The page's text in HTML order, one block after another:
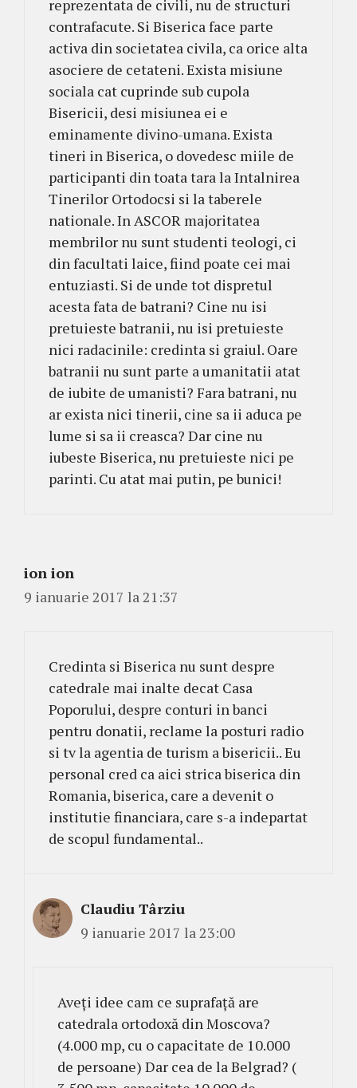
reprezentata de civili, nu de structuri
contrafacute. Si Biserica face parte
activa din societatea civila, ca orice alta
asociere de cetateni. Exista misiune
sociala cat cuprinde sub cupola
Bisericii, desi misiunea ei e
eminamente divino-umana. Exista
tineri in Biserica, o dovedesc miile de
participanti din toata tara la Intalnirea
Tinerilor Ortodocsi si la taberele
nationale. In ASCOR majoritatea
membrilor nu sunt studenti teologi, ci
din facultati laice, fiind poate cei mai
entuziasti. Si de unde tot dispretul
acesta fata de batrani? Cine nu isi
pretuieste batranii, nu isi pretuieste
nici radacinile: credinta si graiul. Oare
batranii nu sunt parte a umanitatii atat
de iubite de umanisti? Fara batrani, nu
ar exista nici tinerii, cine sa ii aduca pe
lume si sa ii creasca? Dar cine nu
iubeste Biserica, nu pretuieste nici pe
parinti. Cu atat mai putin, pe bunici!
ion ion
9 ianuarie 2017 la 21:37
Credinta si Biserica nu sunt despre
catedrale mai inalte decat Casa
Poporului, despre conturi in banci
pentru donatii, reclame la posturi radio
si tv la agentia de turism a bisericii.. Eu
personal cred ca aici strica biserica din
Romania, biserica, care a devenit o
institutie financiara, care s-a indepartat
de scopul fundamental..
Claudiu Târziu
9 ianuarie 2017 la 23:00
Aveți idee cam ce suprafață are
catedrala ortodoxă din Moscova?
(4.000 mp, cu o capacitate de 10.000
de persoane) Dar cea de la Belgrad? (